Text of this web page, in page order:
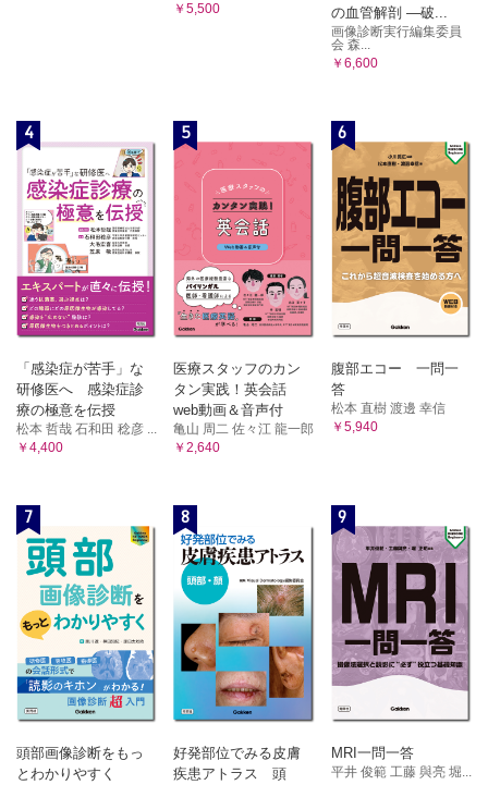
￥5,500
の血管解剖 ―破...
画像診断実行編集委員
会 森...
￥6,600
4
「感染症が苦手」な
研修医へ 感染症診
療の極意を伝授
松本 哲哉 石和田 稔彦 ...
￥4,400
5
医療スタッフのカン
タン実践！英会話
web動画＆音声付
亀山 周二 佐々江 龍一郎
￥2,640
6
腹部エコー 一問一
答
松本 直樹 渡邊 幸信
￥5,940
7
頭部画像診断をもっ
とわかりやすく
8
好発部位でみる皮膚
疾患アトラス 頭
9
MRI一問一答
平井 俊範 工藤 與亮 堀...